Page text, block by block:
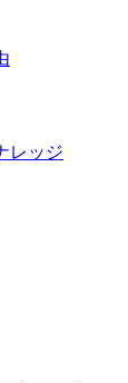
レッジ